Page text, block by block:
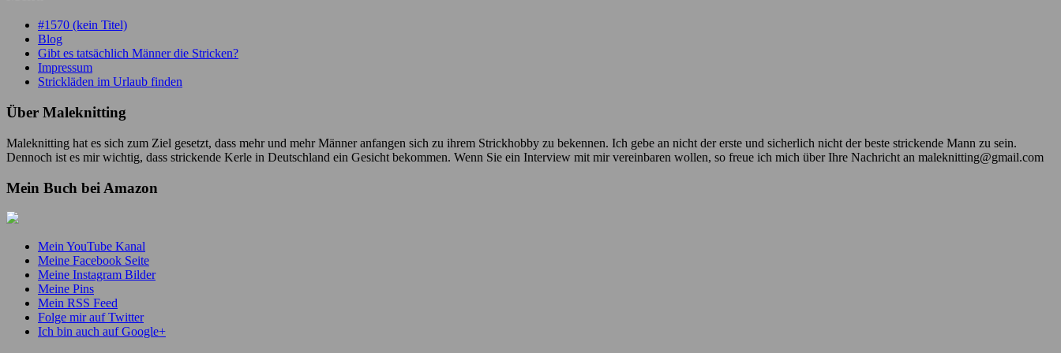
#1570 (kein Titel)
Blog
Gibt es tatsächlich Männer die Stricken?
Impressum
Strickläden im Urlaub finden
Über Maleknitting
Maleknitting hat es sich zum Ziel gesetzt, dass mehr und mehr Männer anfangen sich zu ihrem Strickhobby zu bekennen. Ich gebe an nicht der erste und sicherlich nicht der beste strickende Mann zu sein.
Dennoch ist es mir wichtig, dass strickende Kerle in Deutschland ein Gesicht bekommen. Wenn Sie ein Interview mit mir vereinbaren wollen, so freue ich mich über Ihre Nachricht an maleknitting@gmail.com
Mein Buch bei Amazon
Mein YouTube Kanal
Meine Facebook Seite
Meine Instagram Bilder
Meine Pins
Mein RSS Feed
Folge mir auf Twitter
Ich bin auch auf Google+